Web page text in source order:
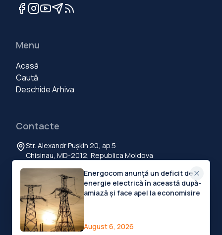
Menu
Acasă
Caută
Deschide Arhiva
Contacte
Str. Alexandr Pușkin 20, ap.5
Chisinau, MD-2012, Republica Moldova
contact@deschide.md
© 2026 Deschide.md
Privacy PolicyTerms of ServiceCookies Settings
Energocom anunță un deficit de
energie electrică în această după-
amiază și face apel la economisire
August 6, 2026